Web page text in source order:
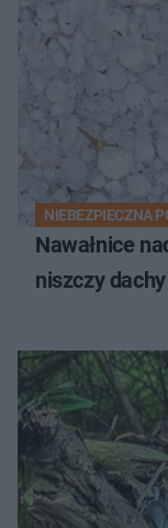
NIEBEZPIECZNA
Nawałnice
niszczy